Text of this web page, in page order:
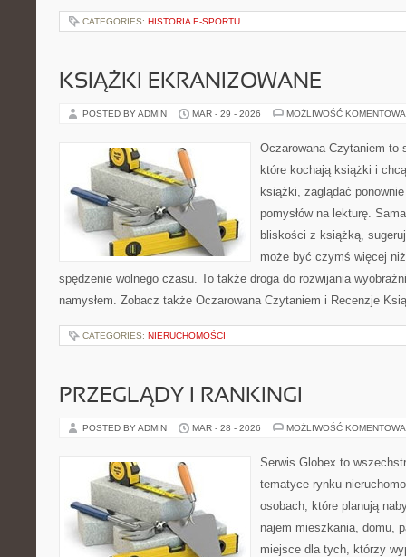
CATEGORIES: HISTORIA E-SPORTU
KSIĄŻKI EKRANIZOWANE
POSTED BY ADMIN MAR - 29 - 2026 MOŻLIWOŚĆ
Oczarowana Czytaniem to
które kochają książki i
książki, zaglądać
pomysłów na lekturę.
bliskości z książką,
może być czymś więcej
spędzenie wolnego czasu. To także droga do rozwijania
namysłem. Zobacz także Oczarowana Czytaniem i Recenzje
CATEGORIES: NIERUCHOMOŚCI
PRZEGLĄDY I RANKINGI
POSTED BY ADMIN MAR - 28 - 2026 MOŻLIWOŚĆ
Serwis Globex to
tematyce rynku
osobach, które planują
najem mieszkania, domu,
miejsce dla tych, którzy